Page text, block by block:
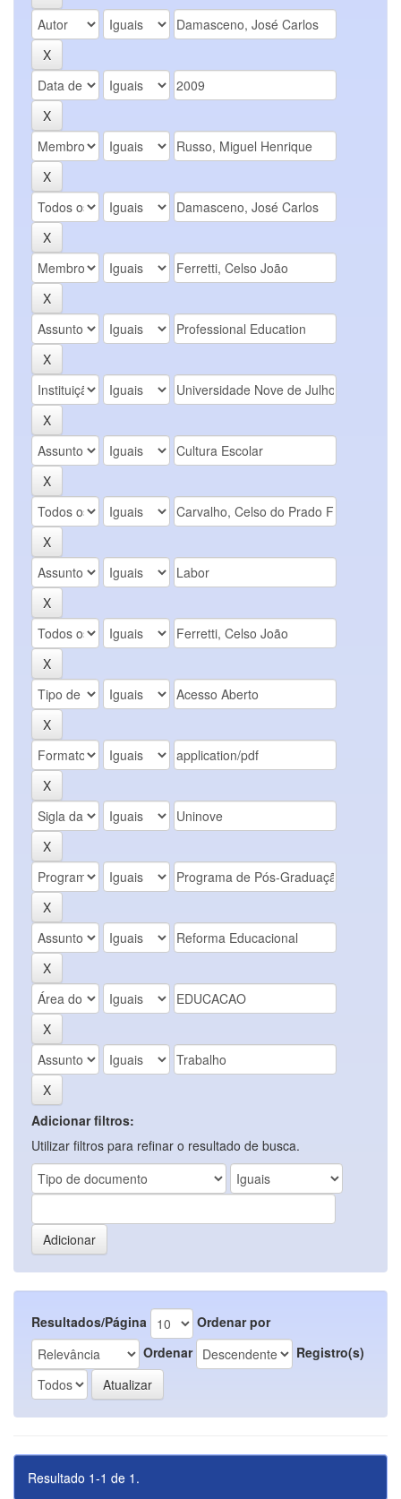
Adicionar filtros:
Utilizar filtros para refinar o resultado de busca.
Resultados/Página
Ordenar por
Ordenar
Registro(s)
Resultado 1-1 de 1.